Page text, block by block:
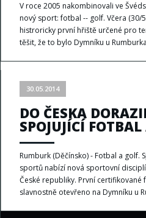
V roce 2005 nakombinovali ve
nový sport: fotbal -- golf. Včera (30/
histroricky první hřiště určené pro
těšit, že to bylo Dymníku u
30.05.2014
DO ČESKA
SPOJUJÍCÍ
Rumburk (Děčínsko) - Fotbal a golf.
sportů nabízí nová sportovní
České republiky. První
slavnostně otevřeno na Dymníku u